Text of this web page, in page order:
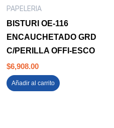
PAPELERIA
BISTURI OE-116
ENCAUCHETADO GRD
C/PERILLA OFFI-ESCO
$6,908.00
Añadir al carrito